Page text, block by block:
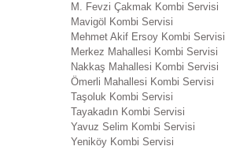
M. Fevzi Çakmak Kombi Servisi
Mavigöl Kombi Servisi
Mehmet Akif Ersoy Kombi Servisi
Merkez Mahallesi Kombi Servisi
Nakkaş Mahallesi Kombi Servisi
Ömerli Mahallesi Kombi Servisi
Taşoluk Kombi Servisi
Tayakadın Kombi Servisi
Yavuz Selim Kombi Servisi
Yeniköy Kombi Servisi